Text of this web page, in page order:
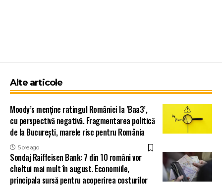
Alte articole
Moody’s menține ratingul României la ‘Baa3’,
cu perspectivă negativă. Fragmentarea politică
de la București, marele risc pentru România
5 ore ago
Sondaj Raiffeisen Bank: 7 din 10 români vor
cheltui mai mult în august. Economiile,
principala sursă pentru acoperirea costurilor